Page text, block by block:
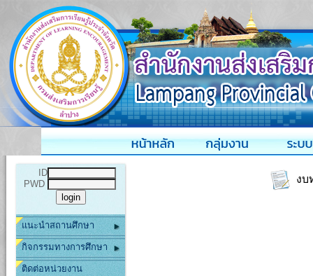
ID
PWD
แนะนำสถานศึกษา
กิจกรรมทางการศึกษา
ติดต่อหน่วยงาน
งบ